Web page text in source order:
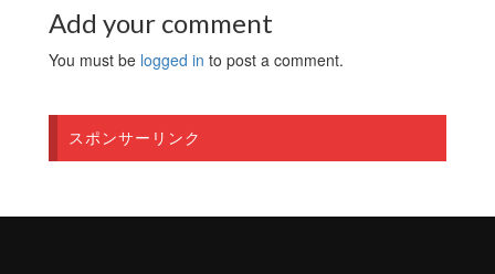
Add your comment
You must be logged in to post a comment.
スポンサーリンク